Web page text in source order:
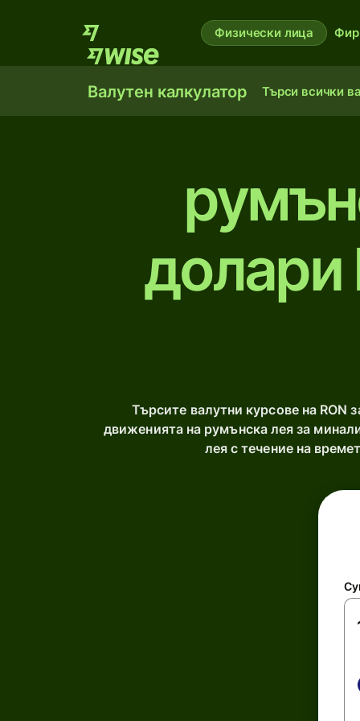
Физически лица
Валутен калкулатор Търси всички
долари
Търсите валутни курсове на
движенията на румънска лея за
лея с течение на